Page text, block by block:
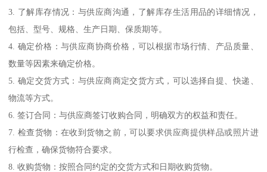
3. 了解库存情况：与供应商沟通，了解库存生活用品的详细情况，
包括、型号、规格、生产日期、保质期等。
4. 确定价格：与供应商协商价格，可以根据市场行情、产品质量、
数量等因素来确定价格。
5. 确定交货方式：与供应商商定交货方式，可以选择自提、快递、
物流等方式。
6. 签订合同：与供应商签订收购合同，明确双方的权益和责任。
7. 检查货物：在收到货物之前，可以要求供应商提供样品或照片进
行检查，确保货物符合要求。
8. 收购货物：按照合同约定的交货方式和日期收购货物。